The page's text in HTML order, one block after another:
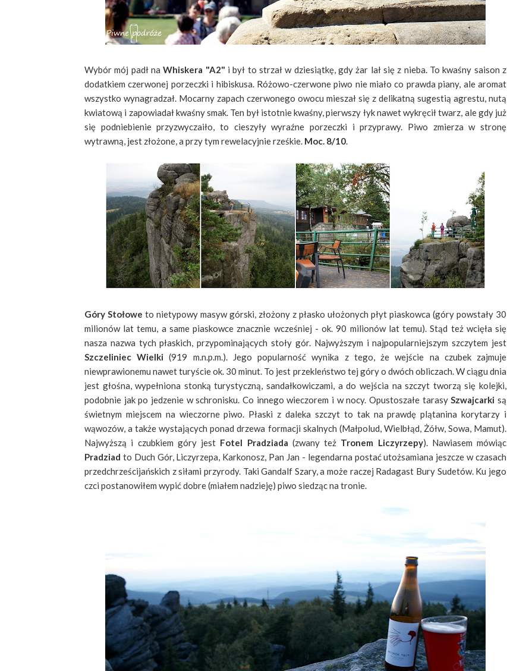
Wybór mój padł naWhiskera "A2" i był to strzał w dziesiątkę, gdy żar lał się z nieba. To kwaśny saison z
dodatkiem czerwonej porzeczki i hibiskusa. Różowo-czerwone piwo nie miało co prawda piany, ale aromat
wszystko wynagradzał. Mocarny zapach czerwonego owocu mieszał się z delikatną sugestią agrestu, nutą
kwiatową i zapowiadał kwaśny smak. Ten był istotnie kwaśny, pierwszy łyk nawet wykręcił twarz, ale gdy już
się podniebienie przyzwyczaiło, to cieszyły wyraźne porzeczki i przyprawy. Piwo zmierza w stronę
wytrawną, jest złożone, a przy tym rewelacyjnie rześkie. Moc. 8/10.
Góry Stołowe to nietypowy masyw górski, złożony z płasko ułożonych płyt piaskowca (góry powstały 30
milionów lat temu, a same piaskowce znacznie wcześniej - ok. 90 milionów lat temu). Stąd też wcięła się
nasza nazwa tych płaskich, przypominających stoły gór. Najwyższym i najpopularniejszym szczytem jest
Szczeliniec Wielki (919 m.n.p.m.). Jego popularność wynika z tego, że wejście na czubek zajmuje
niewprawionemu nawet turyście ok. 30 minut. To jest przekleństwo tej góry o dwóch obliczach. W ciągu dnia
jest głośna, wypełniona stonką turystyczną, sandałkowiczami, a do wejścia na szczyt tworzą się kolejki,
podobnie jak po jedzenie w schronisku. Co innego wieczorem i w nocy. Opustoszałe tarasySzwajcarkisą
świetnym miejscem na wieczorne piwo. Płaski z daleka szczyt to tak na prawdę plątanina korytarzy i
wąwozów, a także wystających ponad drzewa formacji skalnych (Małpolud, Wielbłąd, Żółw, Sowa, Mamut).
Najwyższą i czubkiem góry jest Fotel Pradziada (zwany też Tronem Liczyrzepy). Nawiasem mówiąc
Pradziad to Duch Gór, Liczyrzepa, Karkonosz, Pan Jan - legendarna postać utożsamiana jeszcze w czasach
przedchrześcijańskich z siłami przyrody. Taki Gandalf Szary, a może raczej Radagast Bury Sudetów. Ku jego
czci postanowiłem wypić dobre (miałem nadzieję) piwo siedząc na tronie.